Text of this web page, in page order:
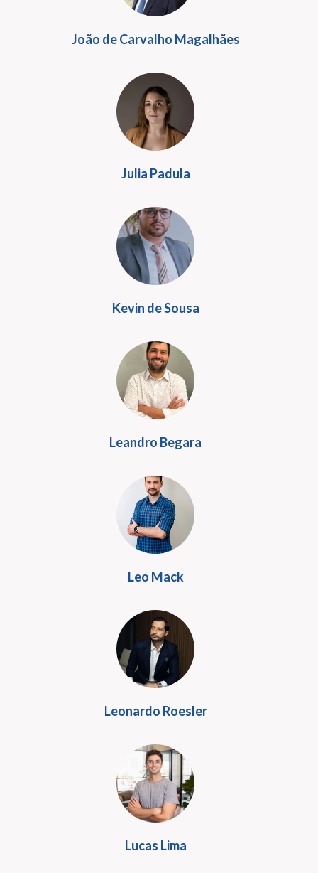
João de Carvalho Magalhães
Julia Padula
Kevin de Sousa
Leandro Begara
Leo Mack
Leonardo Roesler
Lucas Lima